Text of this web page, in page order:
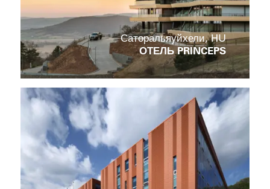
Саторальяуйхели, HU
ОТЕЛЬ PRINCEPS